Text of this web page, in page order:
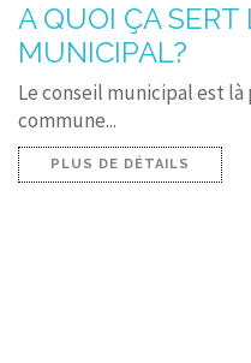
A QUOI ÇA SERT
MUNICIPAL?
Le conseil municipal est
commune...
PLUS DE DÉTAILS